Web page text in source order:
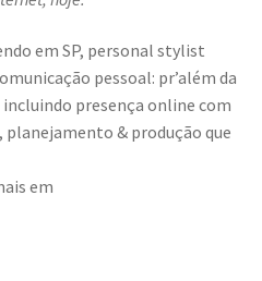
em SP, personal stylist
pessoal: pr’além da
presença online com
& produção que
em